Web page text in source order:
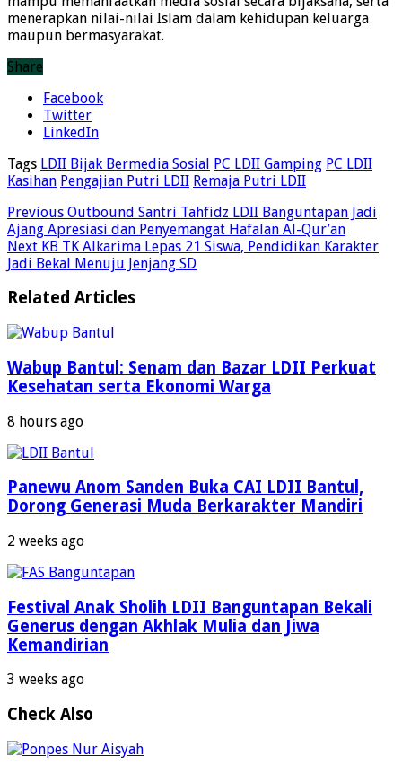
menerapkan nilai-nilai Islam dalam kehidupan keluarga
maupun bermasyarakat.
Share
Facebook
Twitter
LinkedIn
Tags LDII Bijak Bermedia Sosial PC LDII Gamping PC LDII
Kasihan Pengajian Putri LDII Remaja Putri LDII
Previous Outbound Santri Tahfidz LDII Banguntapan Jadi
Ajang Apresiasi dan Penyemangat Hafalan Al-Qur’an
Next KB TK Alkarima Lepas 21 Siswa, Pendidikan Karakter
Jadi Bekal Menuju Jenjang SD
Related Articles
Wabup Bantul: Senam dan Bazar LDII Perkuat
Kesehatan serta Ekonomi Warga
8 hours ago
Panewu Anom Sanden Buka CAI LDII Bantul,
Dorong Generasi Muda Berkarakter Mandiri
2 weeks ago
Festival Anak Sholih LDII Banguntapan Bekali
Generus dengan Akhlak Mulia dan Jiwa
Kemandirian
3 weeks ago
Check Also